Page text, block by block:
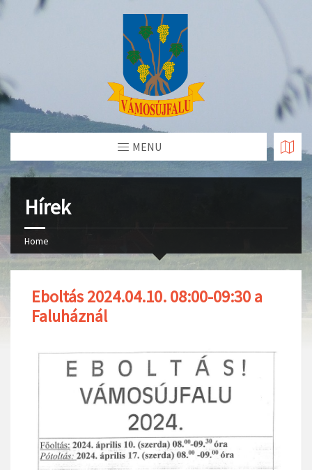
Skip
MENU
Hírek
Home
Eboltás 2024.04.10. 08:00-09:30 a
Faluháznál